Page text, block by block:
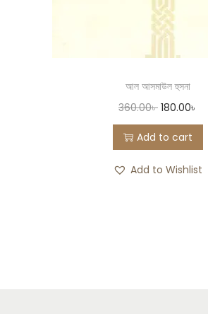
আল আসমাউল হুসনা
360.00৳ 180.00৳
Add to cart
Add to Wishlist